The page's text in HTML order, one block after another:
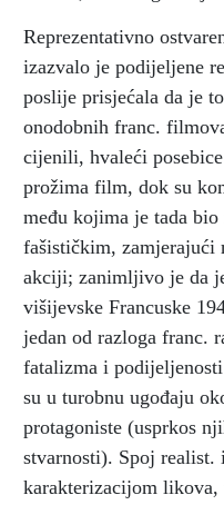
Reprezentativno
izazvalo je podijeljene
poslije prisjećala da je
onodobnih franc.
cijenili, hvaleći
prožima film, dok su
među kojima je tada
fašističkim, zamjerajući
akciji; zanimljivo je da
višijevske Francuske
jedan od razloga franc.
fatalizma i
su u turobnu ugođaju
protagoniste (usprkos
stvarnosti). Spoj realist.
karakterizacijom